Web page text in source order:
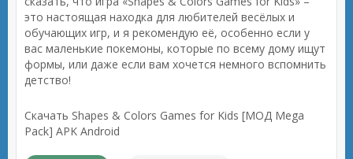
это настоящая находка для любителей весёлых и
обучающих игр, и я рекомендую её, особенно если у
вас маленькие покемоны, которые по всему дому ищут
формы, или даже если вам хочется немного вспомнить
детство!
Скачать Shapes & Colors Games for Kids [МОД Mega
Pack] APK Android